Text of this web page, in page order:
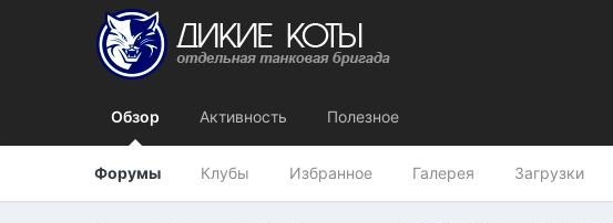
Обзор
Форумы Клубы Избранное Галерея Загрузки
Активность Полезное